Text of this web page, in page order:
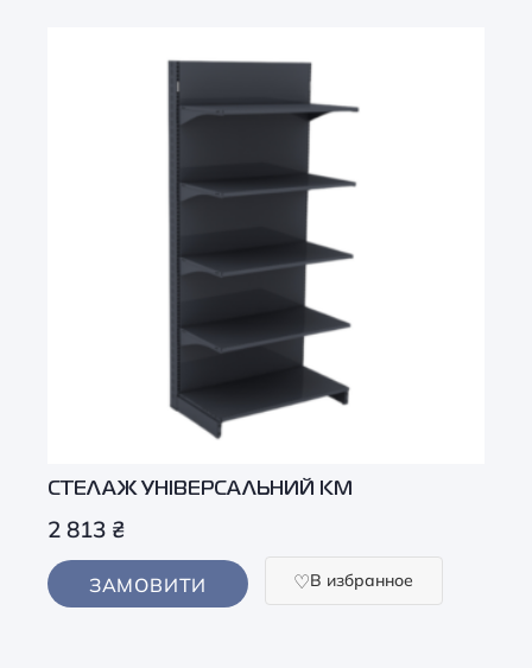
СТЕЛАЖ УНІВЕРСАЛЬНИЙ KM
2 813 ₴
ЗАМОВИТИ В избранное